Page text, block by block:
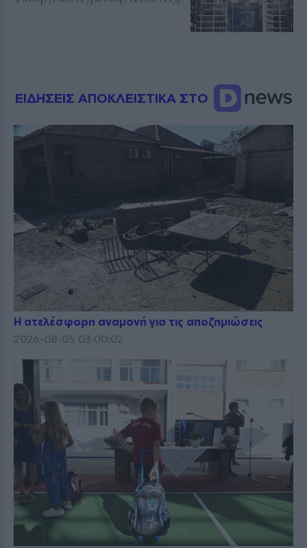
ΕΙΔΗΣΕΙΣ ΑΠΟΚΛΕΙΣΤΙΚΑ ΣΤΟ
Η ατελέσφορη αναμονή για τις αποζημιώσεις
2026-08-05 03:00:02